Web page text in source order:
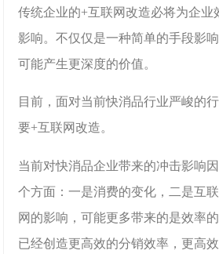
传统企业的+互联网改造必将为企业
影响。不仅仅是一种简单的手段影
可能产生更深度的价值。
目前，面对当前快消品行业严峻的
要+互联网改造。
当前对快消品企业带来的冲击影响
个方面：一是消费的变化，二是互
网的影响，可能更多带来的是效率
已经创造更高效的分销效率，更高